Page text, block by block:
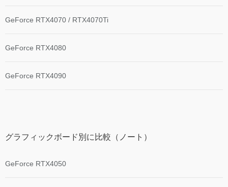
GeForce RTX4070 / RTX4070Ti
GeForce RTX4080
GeForce RTX4090
グラフィックボード別に比較（ノート）
GeForce RTX4050